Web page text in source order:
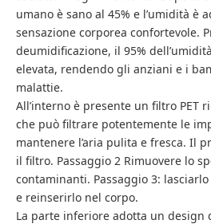
umano è sano al 45% e l’umidità è
sensazione corporea confortevole.
deumidificazione, il 95%
elevata, rendendo gli anziani e i
malattie.
All’interno è presente un filtro PET
che può filtrare potentemente le
mantenere l’aria pulita e fresca. Il
il filtro. Passaggio 2 Rimuovere lo
contaminanti. Passaggio 3:
e reinserirlo nel corpo.
La parte inferiore adotta un design